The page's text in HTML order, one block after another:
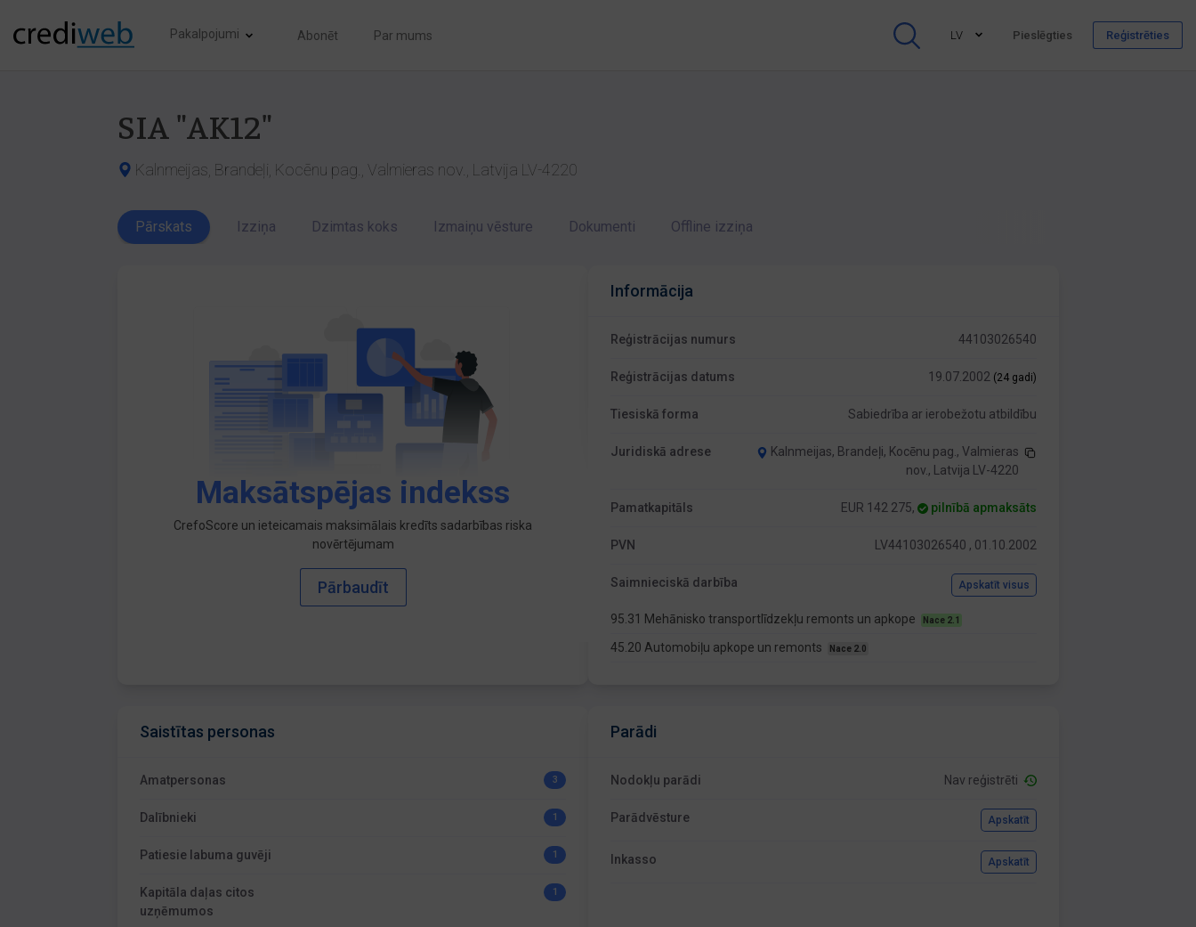
Pakalpojumi Abonēt Par mums LV Pieslēgties Reģistrēties
SIA "AK12"
Kalnmeijas, Brandeļi, Kocēnu pag., Valmieras nov., Latvija LV-4220
Pārskats Izziņa Dzimtas koks Izmaiņu vēsture Dokumenti Offline izziņa
Maksātspējas indekss
CrefoScore un ieteicamais maksimālais kredīts sadarbības riska
novērtējumam
Pārbaudīt
Informācija
Reģistrācijas numurs 44103026540
Reģistrācijas datums 19.07.2002 (24 gadi)
Tiesiskā forma Sabiedrība ar ierobežotu atbildību
Juridiskā adrese
Kalnmeijas, Brandeļi, Kocēnu pag., Valmieras
nov., Latvija LV-4220
Pamatkapitāls EUR 142 275, pilnībā apmaksāts
PVN LV44103026540 , 01.10.2002
Saimnieciskā darbība Apskatīt visus
95.31 Mehānisko transportlīdzekļu remonts un apkope Nace 2.1
45.20 Automobiļu apkope un remonts Nace 2.0
Saistītas personas
Amatpersonas 3
Dalībnieki 1
Patiesie labuma guvēji 1
Kapitāla daļas citos
uzņēmumos
1
Parādi
Nodokļu parādi Nav reģistrēti
Parādvēsture Apskatīt
Inkasso Apskatīt